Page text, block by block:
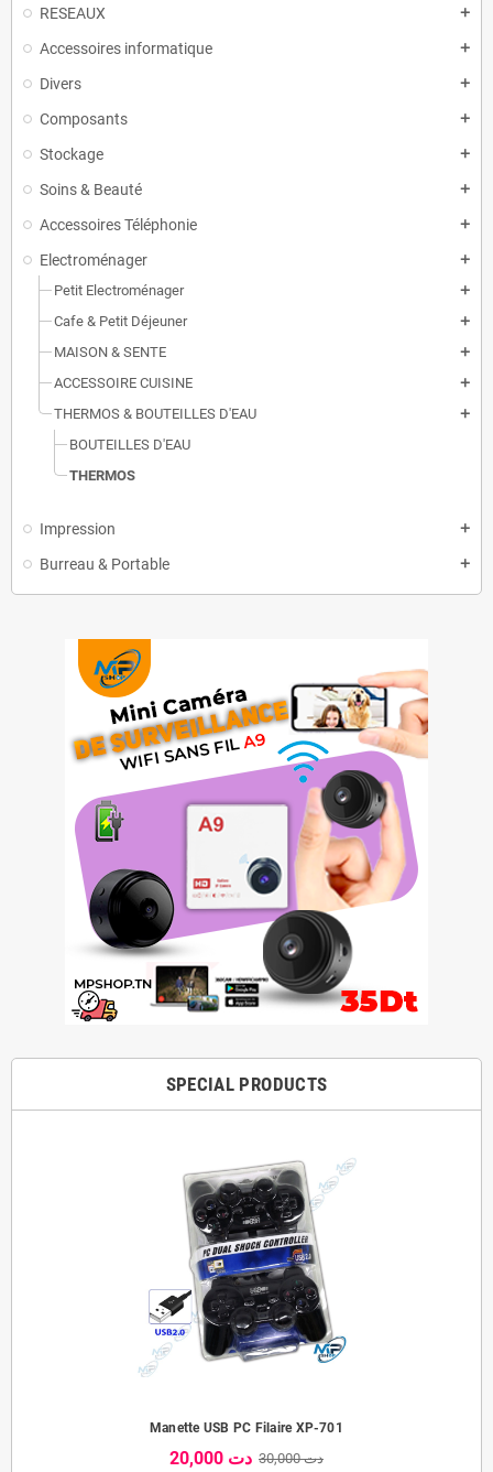
RESEAUX add
Accessoires informatique add
Divers add
Composants add
Stockage add
Soins & Beauté add
Accessoires Téléphonie add
Electroménager add
Petit Electroménager add
Cafe & Petit Déjeuner add
MAISON & SENTE add
ACCESSOIRE CUISINE add
THERMOS & BOUTEILLES D'EAU add
BOUTEILLES D'EAU
THERMOS
Impression add
Burreau & Portable add
SPECIAL PRODUCTS
Manette USB PC Filaire XP-701
20,000 دت 30,000 دت